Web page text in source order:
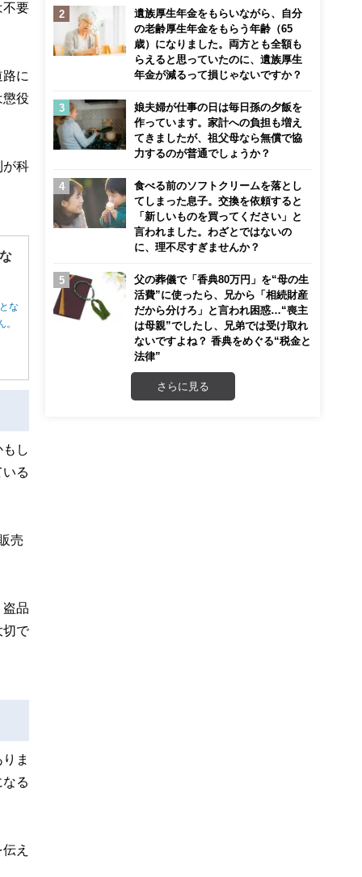
不要
に
懲役
が科
な
。
し
る
売
盗品
切で
ま
る
え
遺族厚生年金をもらいながら、自分
の老齢厚生年金をもらう年齢（65
歳）になりました。両方とも全額も
らえると思っていたのに、遺族厚生
年金が減るって損じゃないですか？
娘夫婦が仕事の日は毎日孫の夕飯を
作っています。家計への負担も増え
てきましたが、祖父母なら無償で協
力するのが普通でしょうか？
食べる前のソフトクリームを落とし
てしまった息子。交換を依頼すると
「新しいものを買ってください」と
言われました。わざとではないの
に、理不尽すぎませんか？
父の葬儀で「香典80万円」を“母の生
活費”に使ったら、兄から「相続財産
だから分けろ」と言われ困惑…“喪主
は母親”でしたし、兄弟では受け取れ
ないですよね？ 香典をめぐる“税金と
法律”
さらに見る